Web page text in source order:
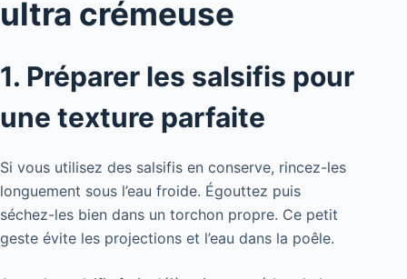
ultra crémeuse
1. Préparer les salsifis pour
une texture parfaite
Si vous utilisez des salsifis en conserve, rincez-les
longuement sous l’eau froide. Égouttez puis
séchez-les bien dans un torchon propre. Ce petit
geste évite les projections et l’eau dans la poêle.